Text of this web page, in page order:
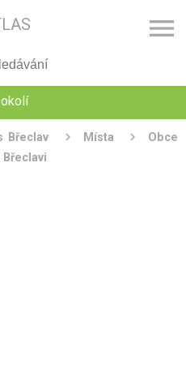

Břeclav Místa
Obce
Břeclavi